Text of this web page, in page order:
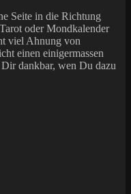
Seite in die Richtung
oder Mondkalender
viel Ahnung von
einen einigermassen
dankbar, wen Du dazu